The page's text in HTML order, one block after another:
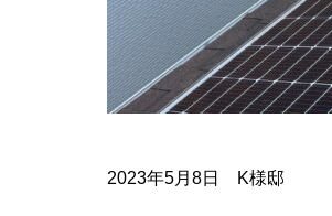
2023年5月8日 K様邸